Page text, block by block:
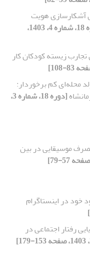
آشکارسازی هویت
[دوره 18، شماره 4، 1403،
تجارب زیسته کودکان کار
محله‌ای کم برخوردار:
[دوره 18، شماره 3،
موسیقایی در بین
خود در اینستاگرام
رفتار اجتماعی در